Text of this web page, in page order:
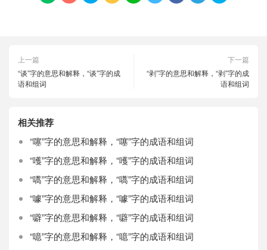
上一篇
“谈”字的意思和解释，“谈”字的成
语和组词
下一篇
“剥”字的意思和解释，“剥”字的成
语和组词
相关推荐
“噻”字的意思和解释，“噻”字的成语和组词
“嚄”字的意思和解释，“嚄”字的成语和组词
“嚆”字的意思和解释，“嚆”字的成语和组词
“噱”字的意思和解释，“噱”字的成语和组词
“噼”字的意思和解释，“噼”字的成语和组词
“噫”字的意思和解释，“噫”字的成语和组词